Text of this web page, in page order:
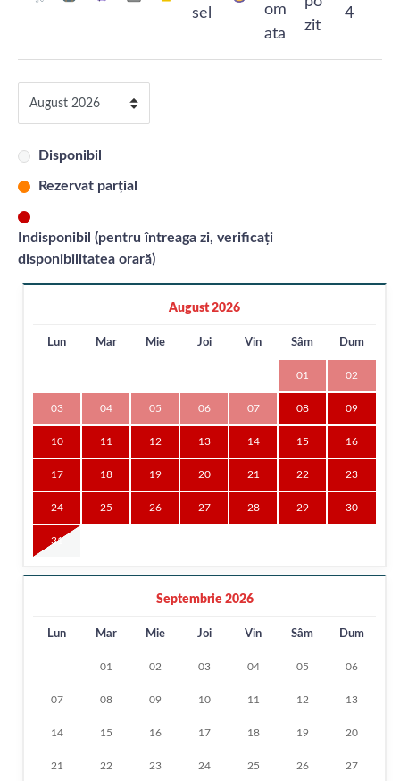
Disponibil
Rezervat parțial
Indisponibil (pentru întreaga zi, verificați
disponibilitatea orară)
August 2026
Lun Mar Mie Joi Vin Sâm Dum
01 02
03 04 05 06 07 08 09
10 11 12 13 14 15 16
17 18 19 20 21 22 23
24 25 26 27 28 29 30
31
Septembrie 2026
Lun Mar Mie Joi Vin Sâm Dum
01 02 03 04 05 06
07 08 09 10 11 12 13
14 15 16 17 18 19 20
21 22 23 24 25 26 27